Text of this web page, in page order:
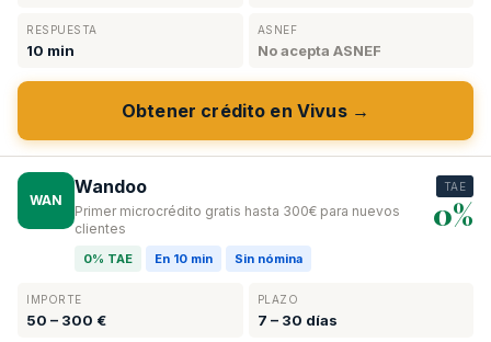
RESPUESTA
10 min
ASNEF
No acepta ASNEF
Obtener crédito en Vivus →
WAN
Wandoo
Primer microcrédito gratis hasta 300€ para nuevos
clientes
0% TAE En 10 min Sin nómina
TAE
0%
IMPORTE
50 – 300 €
PLAZO
7 – 30 días